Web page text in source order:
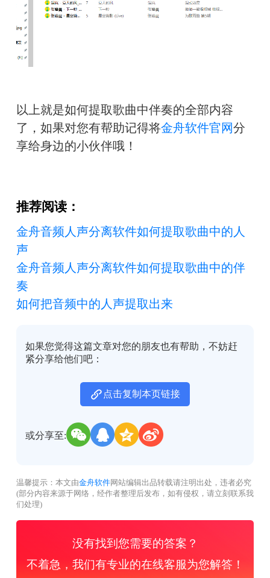
以上就是如何提取歌曲中伴奏的全部内容
了，如果对您有帮助记得将金舟软件官网分
享给身边的小伙伴哦！
推荐阅读：
金舟音频人声分离软件如何提取歌曲中的人
声
金舟音频人声分离软件如何提取歌曲中的伴
奏
如何把音频中的人声提取出来
如果您觉得这篇文章对您的朋友也有帮助，不妨赶
紧分享给他们吧：
点击复制本页链接
或分享至:
温馨提示：本文由金舟软件网站编辑出品转载请注明出处，违者必究
(部分内容来源于网络，经作者整理后发布，如有侵权，请立刻联系我
们处理)
没有找到您需要的答案？
不着急，我们有专业的在线客服为您解答！